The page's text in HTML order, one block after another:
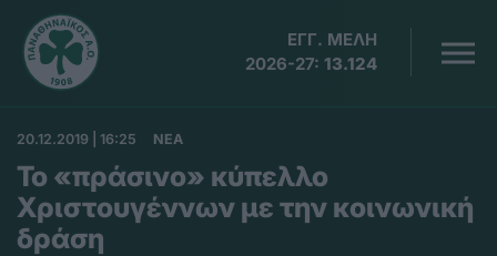
ΕΓΓ. ΜΕΛΗ
2026-27: 13.124
20.12.2019 | 16:25 ΝΕΑ
Το «πράσινο» κύπελλο
Χριστουγέννων με την κοινωνική
δράση